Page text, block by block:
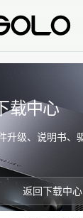
载中心
升级、说明书、
返回下载中心